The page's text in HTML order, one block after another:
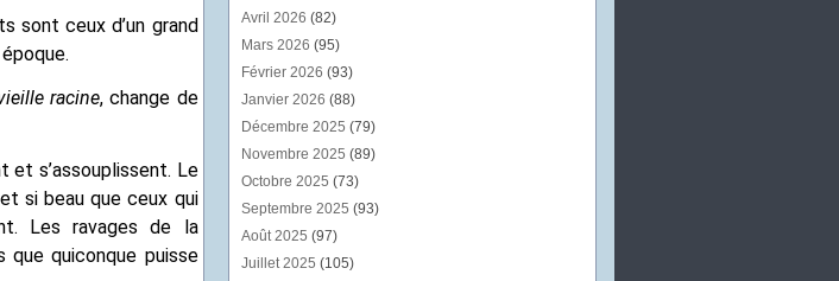
sont ceux d’un grand
racine, change de
et s’assouplissent. Le
si beau que ceux qui
Les ravages de la
quiconque puisse
Avril 2026 (82)
Mars 2026 (95)
Février 2026 (93)
Janvier 2026 (88)
Décembre 2025 (79)
Novembre 2025 (89)
Octobre 2025 (73)
Septembre 2025 (93)
Août 2025 (97)
Juillet 2025 (105)